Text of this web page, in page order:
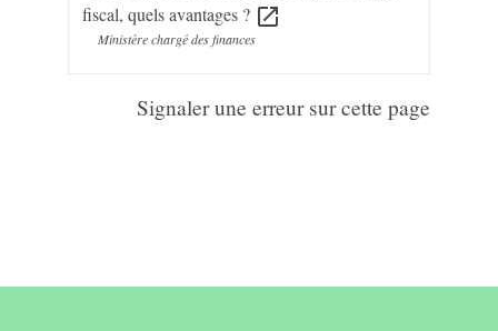
fiscal, quels avantages ? open_in_new
Ministère chargé des finances
Signaler une erreur sur cette page